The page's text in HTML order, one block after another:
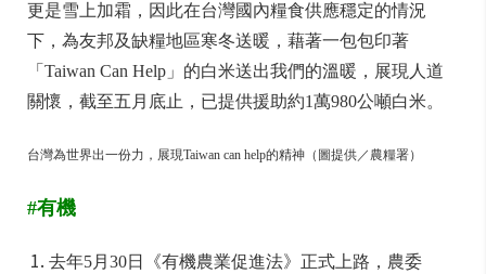
更是雪上加霜，因此在台灣國內糧食供應穩定的情況
下，為友邦及缺糧地區寒冬送暖，藉著一包包印著
「Taiwan Can Help」的白米送出我們的溫暖，展現人道
關懷，截至五月底止，已提供援助約1萬980公噸白米。
台灣為世界出一份力，展現Taiwan can help的精神（圖提供／農糧署）
#有機
去年5月30日《有機農業促進法》正式上路，農委